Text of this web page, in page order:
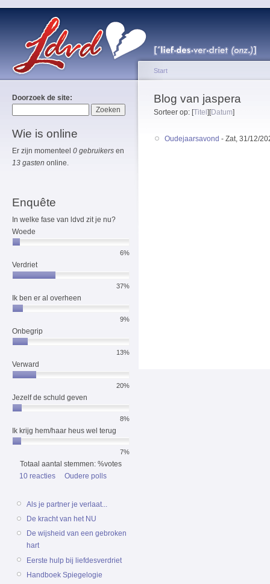
Doorzoek de site:
Wie is online
Er zijn momenteel 0 gebruikers en
13 gasten online.
Enquête
In welke fase van ldvd zit je nu?
Woede
6%
Verdriet
37%
Ik ben er al overheen
9%
Onbegrip
13%
Verward
20%
Jezelf de schuld geven
8%
Ik krijg hem/haar heus wel terug
7%
Totaal aantal stemmen: %votes
10 reacties
Oudere polls
Als je partner je verlaat...
De kracht van het NU
De wijsheid van een gebroken
hart
Eerste hulp bij liefdesverdriet
Handboek Spiegelogie
Start
Blog van jaspera
Sorteer op: [Titel ][Datum]
Oudejaarsavond - Zat, 31/12/